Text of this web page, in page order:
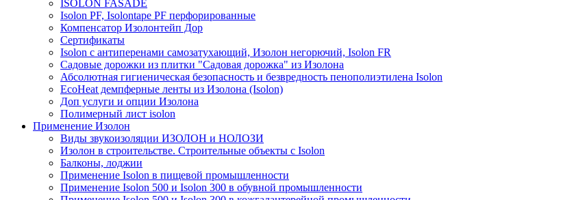
ISOLON FASADE
Isolon PF, Isolontape PF перфорированные
Компенсатор Изолонтейп Дор
Сертификаты
Isolon с антиперенами самозатухающий, Изолон негорючий, Isolon FR
Садовые дорожки из плитки "Садовая дорожка" из Изолона
Абсолютная гигиеническая безопасность и безвредность пенополиэтилена Isolon
EcoHeat демпферные ленты из Изолона (Isolon)
Доп услуги и опции Изолона
Полимерный лист isolon
Применение Изолон
Виды звукоизоляции ИЗОЛОН и НОЛОЗИ
Изолон в строительстве. Строительные объекты с Isolon
Балконы, лоджии
Применение Isolon в пищевой промышленности
Применение Isolon 500 и Isolon 300 в обувной промышленности